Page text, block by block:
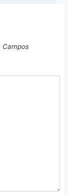
Campos